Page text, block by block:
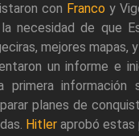
con Franco y
necesidad de que
mejores
un informe e
primera
planes de
Hitler aprobó estas